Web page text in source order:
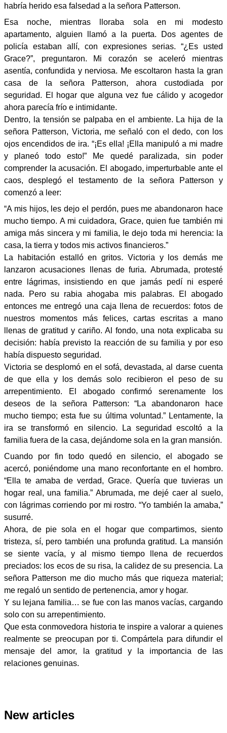
habría herido esa falsedad a la señora Patterson.
Esa noche, mientras lloraba sola en mi modesto
apartamento, alguien llamó a la puerta. Dos agentes de
policía estaban allí, con expresiones serias. “¿Es usted
Grace?”, preguntaron. Mi corazón se aceleró mientras
asentía, confundida y nerviosa. Me escoltaron hasta la gran
casa de la señora Patterson, ahora custodiada por
seguridad. El hogar que alguna vez fue cálido y acogedor
ahora parecía frío e intimidante.
Dentro, la tensión se palpaba en el ambiente. La hija de la
señora Patterson, Victoria, me señaló con el dedo, con los
ojos encendidos de ira. “¡Es ella! ¡Ella manipuló a mi madre
y planeó todo esto!” Me quedé paralizada, sin poder
comprender la acusación. El abogado, imperturbable ante el
caos, desplegó el testamento de la señora Patterson y
comenzó a leer:
“A mis hijos, les dejo el perdón, pues me abandonaron hace
mucho tiempo. A mi cuidadora, Grace, quien fue también mi
amiga más sincera y mi familia, le dejo toda mi herencia: la
casa, la tierra y todos mis activos financieros.”
La habitación estalló en gritos. Victoria y los demás me
lanzaron acusaciones llenas de furia. Abrumada, protesté
entre lágrimas, insistiendo en que jamás pedí ni esperé
nada. Pero su rabia ahogaba mis palabras. El abogado
entonces me entregó una caja llena de recuerdos: fotos de
nuestros momentos más felices, cartas escritas a mano
llenas de gratitud y cariño. Al fondo, una nota explicaba su
decisión: había previsto la reacción de su familia y por eso
había dispuesto seguridad.
Victoria se desplomó en el sofá, devastada, al darse cuenta
de que ella y los demás solo recibieron el peso de su
arrepentimiento. El abogado confirmó serenamente los
deseos de la señora Patterson: “La abandonaron hace
mucho tiempo; esta fue su última voluntad.” Lentamente, la
ira se transformó en silencio. La seguridad escoltó a la
familia fuera de la casa, dejándome sola en la gran mansión.
Cuando por fin todo quedó en silencio, el abogado se
acercó, poniéndome una mano reconfortante en el hombro.
“Ella te amaba de verdad, Grace. Quería que tuvieras un
hogar real, una familia.” Abrumada, me dejé caer al suelo,
con lágrimas corriendo por mi rostro. “Yo también la amaba,”
susurré.
Ahora, de pie sola en el hogar que compartimos, siento
tristeza, sí, pero también una profunda gratitud. La mansión
se siente vacía, y al mismo tiempo llena de recuerdos
preciados: los ecos de su risa, la calidez de su presencia. La
señora Patterson me dio mucho más que riqueza material;
me regaló un sentido de pertenencia, amor y hogar.
Y su lejana familia… se fue con las manos vacías, cargando
solo con su arrepentimiento.
Que esta conmovedora historia te inspire a valorar a quienes
realmente se preocupan por ti. Compártela para difundir el
mensaje del amor, la gratitud y la importancia de las
relaciones genuinas.
New articles